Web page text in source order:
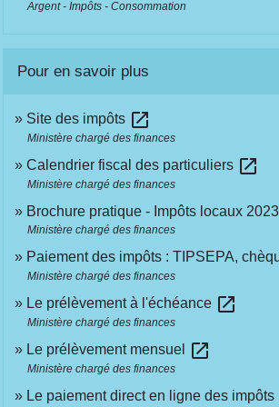
Argent - Impôts - Consommation
Pour en savoir plus
Site des impôts open_in_new
Ministère chargé des finances
Calendrier fiscal des particuliers open_in_new
Ministère chargé des finances
Brochure pratique - Impôts locaux 2023
Ministère chargé des finances
Paiement des impôts : TIPSEPA,
Ministère chargé des finances
Le prélèvement à l'échéance open_in_new
Ministère chargé des finances
Le prélèvement mensuel open_in_new
Ministère chargé des finances
Le paiement direct en ligne des impôts